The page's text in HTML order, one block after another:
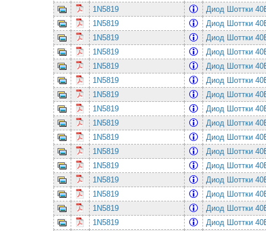
1N5819
Диод Шоттки
1N5819
Диод Шоттки
1N5819
Диод Шоттки
1N5819
Диод Шоттки
1N5819
Диод Шоттки
1N5819
Диод Шоттки
1N5819
Диод Шоттки
1N5819
Диод Шоттки
1N5819
Диод Шоттки
1N5819
Диод Шоттки
1N5819
Диод Шоттки
1N5819
Диод Шоттки
1N5819
Диод Шоттки
1N5819
Диод Шоттки
1N5819
Диод Шоттки
1N5819
Диод Шоттки